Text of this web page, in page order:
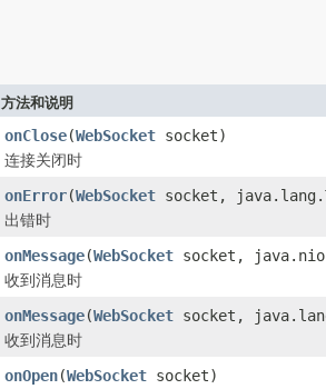
方法和说明
onClose(WebSocket socket)
连接关闭时
onError(WebSocket socket,
出错时
onMessage(WebSocket socket,
收到消息时
onMessage(WebSocket socket,
收到消息时
onOpen(WebSocket socket)